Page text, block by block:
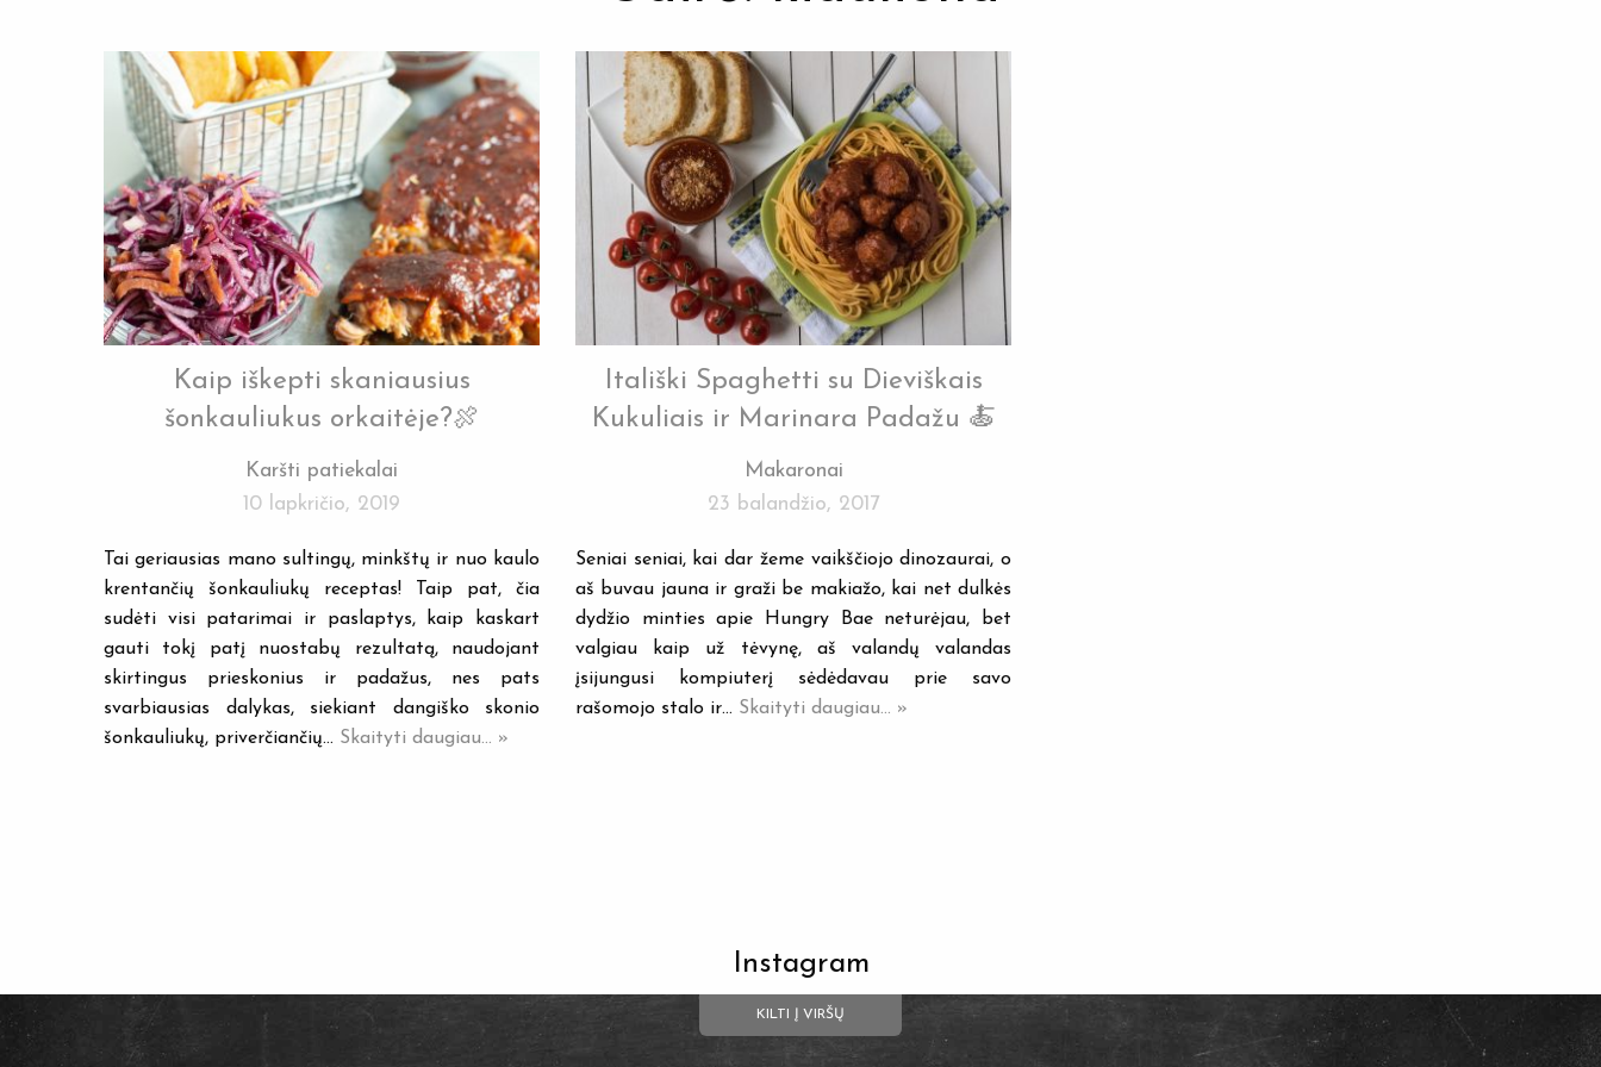
Kaip iškepti skaniausius
šonkauliukus orkaitėje?🍖
Karšti patiekalai
10 lapkričio, 2019
Tai geriausias mano sultingų, minkštų ir nuo kaulo
krentančių šonkauliukų receptas! Taip pat, čia
sudėti visi patarimai ir paslaptys, kaip kaskart
gauti tokį patį nuostabų rezultatą, naudojant
skirtingus prieskonius ir padažus, nes pats
svarbiausias dalykas, siekiant dangiško skonio
šonkauliukų, priverčiančių… Skaityti daugiau... »
Itališki Spaghetti su Dieviškais
Kukuliais ir Marinara Padažu 🍝
Makaronai
23 balandžio, 2017
Seniai seniai, kai dar žeme vaikščiojo dinozaurai, o
aš buvau jauna ir graži be makiažo, kai net dulkės
dydžio minties apie Hungry Bae neturėjau, bet
valgiau kaip už tėvynę, aš valandų valandas
įsijungusi kompiuterį sėdėdavau prie savo
rašomojo stalo ir… Skaityti daugiau... »
Instagram
KILTI Į VIRŠŲ